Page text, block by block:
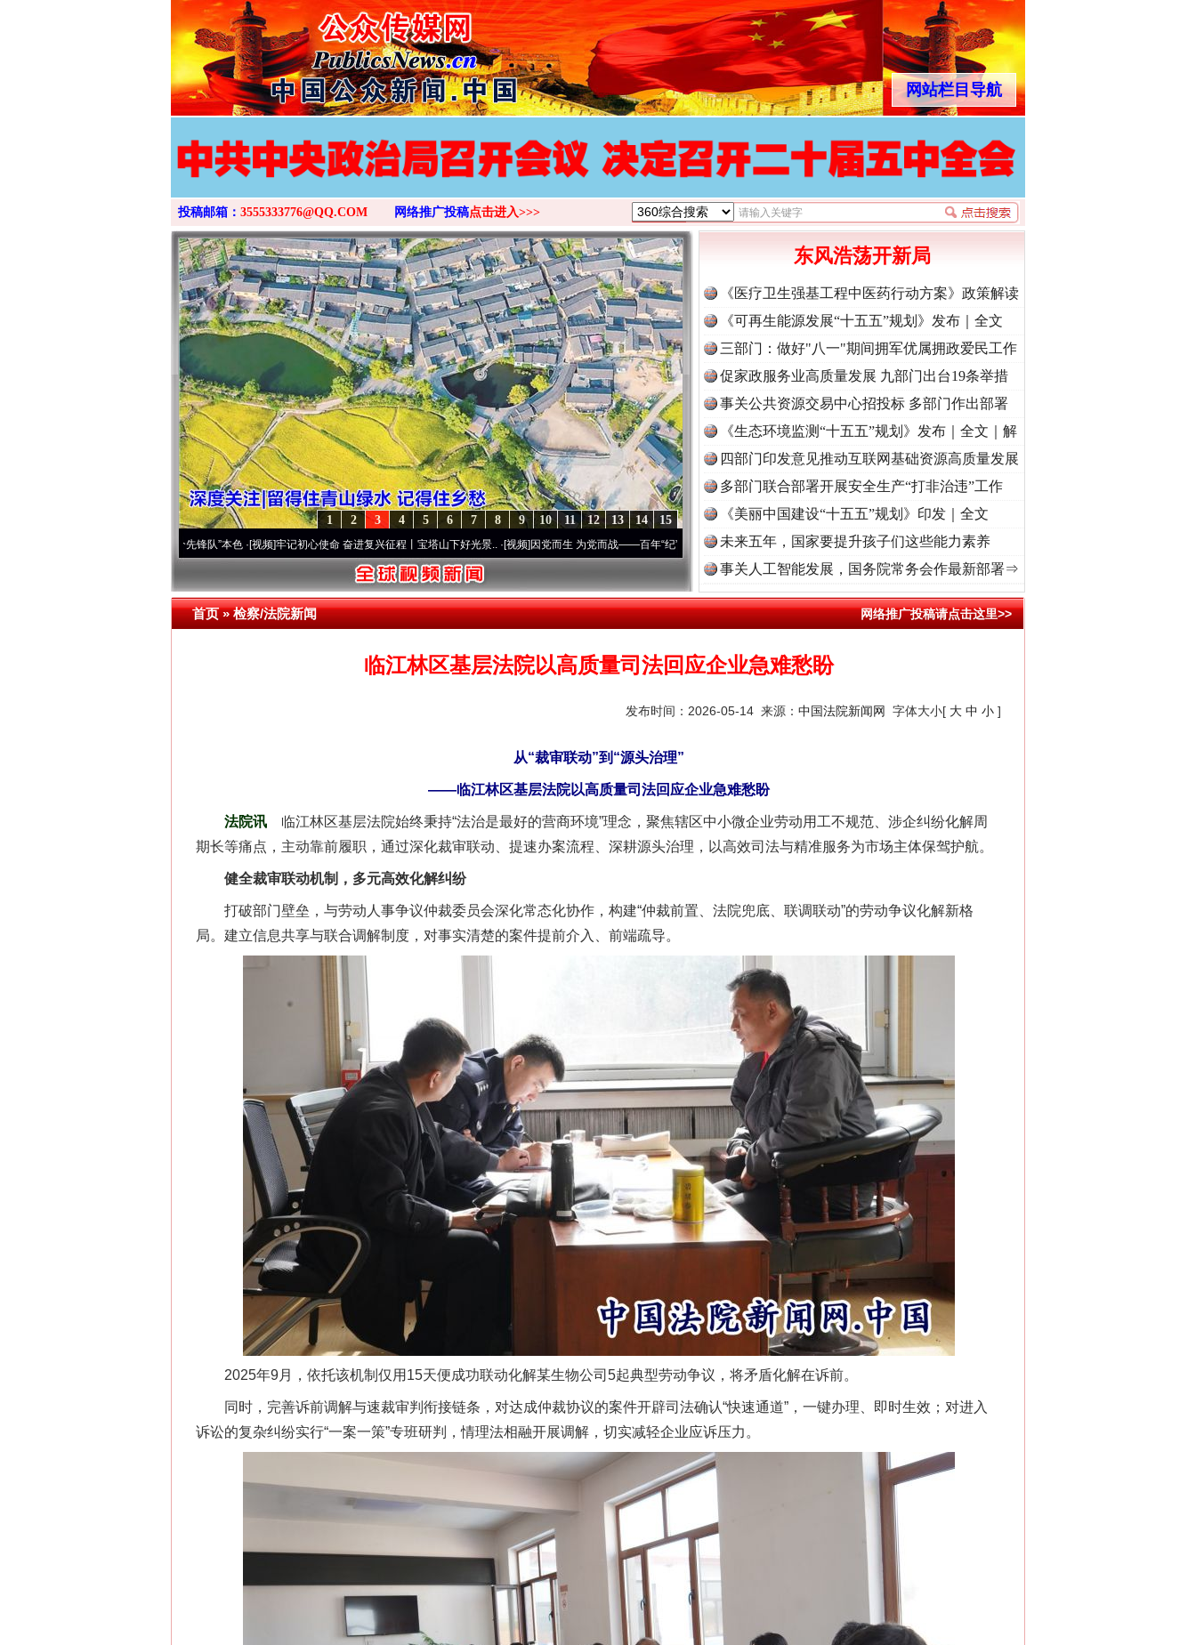
网站栏目导航
投稿邮箱： 3555333776@QQ.COM 网络推广投稿点击进入>>>
15
14
13
12
11
10
9
8
7
6
5
4
3
2
1
·[视频]牢记初心使命 奋进复兴征程丨宝塔山下好光景.. ·[视频]因党而生 为党而战——百年“纪”事⑧加强纪律..·[视频] 牢记初心使命 奋进复兴征程丨“转折之城”激荡..·[视频]牢记初心使命 奋进复兴征程丨红船起航处 潮起..
东风浩荡开新局
《医疗卫生强基工程中医药行动方案》政策解读
《可再生能源发展“十五五”规划》发布｜全文
三部门：做好"八一"期间拥军优属拥政爱民工作
促家政服务业高质量发展 九部门出台19条举措
事关公共资源交易中心招投标 多部门作出部署
《生态环境监测“十五五”规划》发布｜全文｜解
读
四部门印发意见推动互联网基础资源高质量发展
多部门联合部署开展安全生产“打非治违”工作
《美丽中国建设“十五五”规划》印发｜全文
未来五年，国家要提升孩子们这些能力素养
事关人工智能发展，国务院常务会作最新部署⇒
首页»检察/法院新闻 网络推广投稿请点击这里>>
临江林区基层法院以高质量司法回应企业急难愁盼
发布时间：2026-05-14 来源： 中国法院新闻网 字体大小[ 大 中 小 ]
从“裁审联动”到“源头治理”
——临江林区基层法院以高质量司法回应企业急难愁盼
法院讯 临江林区基层法院始终秉持“法治是最好的营商环境”理念，聚焦辖区中小微企业劳动用工不规范、涉企纠纷化解周
期长等痛点，主动靠前履职，通过深化裁审联动、提速办案流程、深耕源头治理，以高效司法与精准服务为市场主体保驾护航。
健全裁审联动机制，多元高效化解纠纷
打破部门壁垒，与劳动人事争议仲裁委员会深化常态化协作，构建“仲裁前置、法院兜底、联调联动”的劳动争议化解新格
局。建立信息共享与联合调解制度，对事实清楚的案件提前介入、前端疏导。
2025年9月，依托该机制仅用15天便成功联动化解某生物公司5起典型劳动争议，将矛盾化解在诉前。
同时，完善诉前调解与速裁审判衔接链条，对达成仲裁协议的案件开辟司法确认“快速通道”，一键办理、即时生效；对进入
诉讼的复杂纠纷实行“一案一策”专班研判，情理法相融开展调解，切实减轻企业应诉压力。